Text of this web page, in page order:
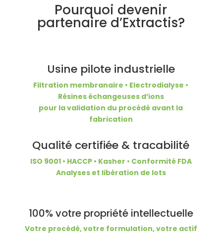
Pourquoi devenir
partenaire d’Extractis?
Usine pilote industrielle
Filtration membranaire • Electrodialyse •
Résines échangeuses d’ions
pour la validation du procédé avant la
fabrication
Qualité certifiée & tracabilité
ISO 9001 • HACCP • Kasher • Conformité FDA
Analyses et libération de lots
100% votre propriété intellectuelle
Votre procédé, votre formulation, votre actif